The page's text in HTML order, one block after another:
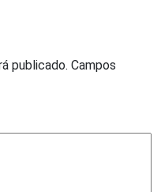
publicado. Campos